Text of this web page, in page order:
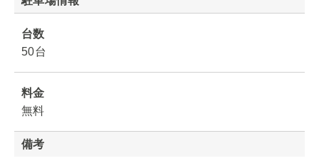
台数
50台
料金
無料
備考